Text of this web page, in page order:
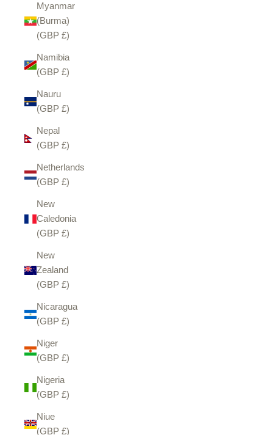
Myanmar
(Burma)
(GBP £)
Namibia
(GBP £)
Nauru
(GBP £)
Nepal
(GBP £)
Netherlands
(GBP £)
New
Caledonia
(GBP £)
New
Zealand
(GBP £)
Nicaragua
(GBP £)
Niger
(GBP £)
Nigeria
(GBP £)
Niue
(GBP £)